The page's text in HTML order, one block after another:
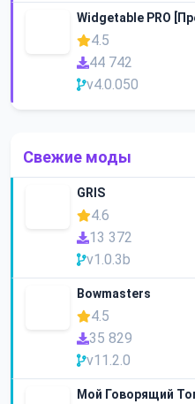
Widgetable PRO
4.5
44 742
v4.0.050
Свежие моды
GRIS
4.6
13 372
v1.0.3b
Bowmasters
4.5
35 829
v11.2.0
Мой Говорящий